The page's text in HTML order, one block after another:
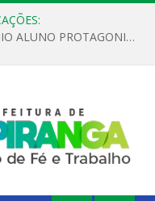
REGULAMENTO OFICIAL DO PRÊMIO ALUNO PROTAGONISTA – EDIÇÃO 2026